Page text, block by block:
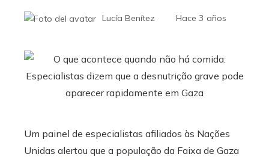
Lucía Benítez Hace 3 años
Um painel de especialistas afiliados às Nações
Unidas alertou que a população da Faixa de Gaza